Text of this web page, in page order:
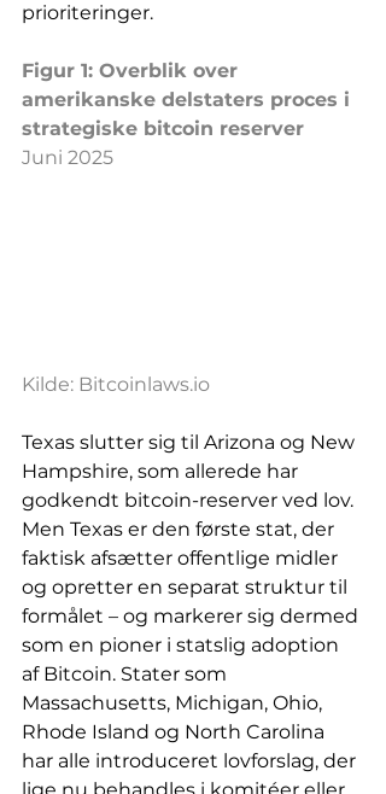
prioriteringer.
Figur 1: Overblik over
amerikanske delstaters proces i
strategiske bitcoin reserver
Juni 2025
Kilde: Bitcoinlaws.io
Texas slutter sig til Arizona og New
Hampshire, som allerede har
godkendt bitcoin-reserver ved lov.
Men Texas er den første stat, der
faktisk afsætter offentlige midler
og opretter en separat struktur til
formålet – og markerer sig dermed
som en pioner i statslig adoption
af Bitcoin. Stater som
Massachusetts, Michigan, Ohio,
Rhode Island og North Carolina
har alle introduceret lovforslag, der